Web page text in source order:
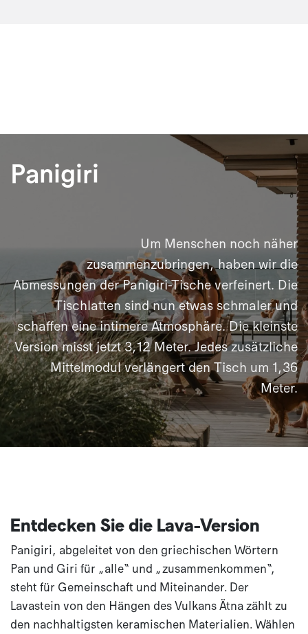
Panigiri
Um Menschen noch näher
zusammenzubringen, haben wir die
Abmessungen der Panigiri-Tische verfeinert. Die
Tischlatten sind nun etwas schmaler und
schaffen eine intimere Atmosphäre. Die kleinste
Version misst jetzt 3,12 Meter. Jedes zusätzliche
Mittelmodul verlängert den Tisch um 1,36
Meter.
Entdecken Sie die Lava-Version
Panigiri, abgeleitet von den griechischen Wörtern
Pan und Giri für „alle“ und „zusammenkommen“,
steht für Gemeinschaft und Miteinander. Der
Lavastein von den Hängen des Vulkans Ätna zählt zu
den nachhaltigsten keramischen Materialien. Wählen